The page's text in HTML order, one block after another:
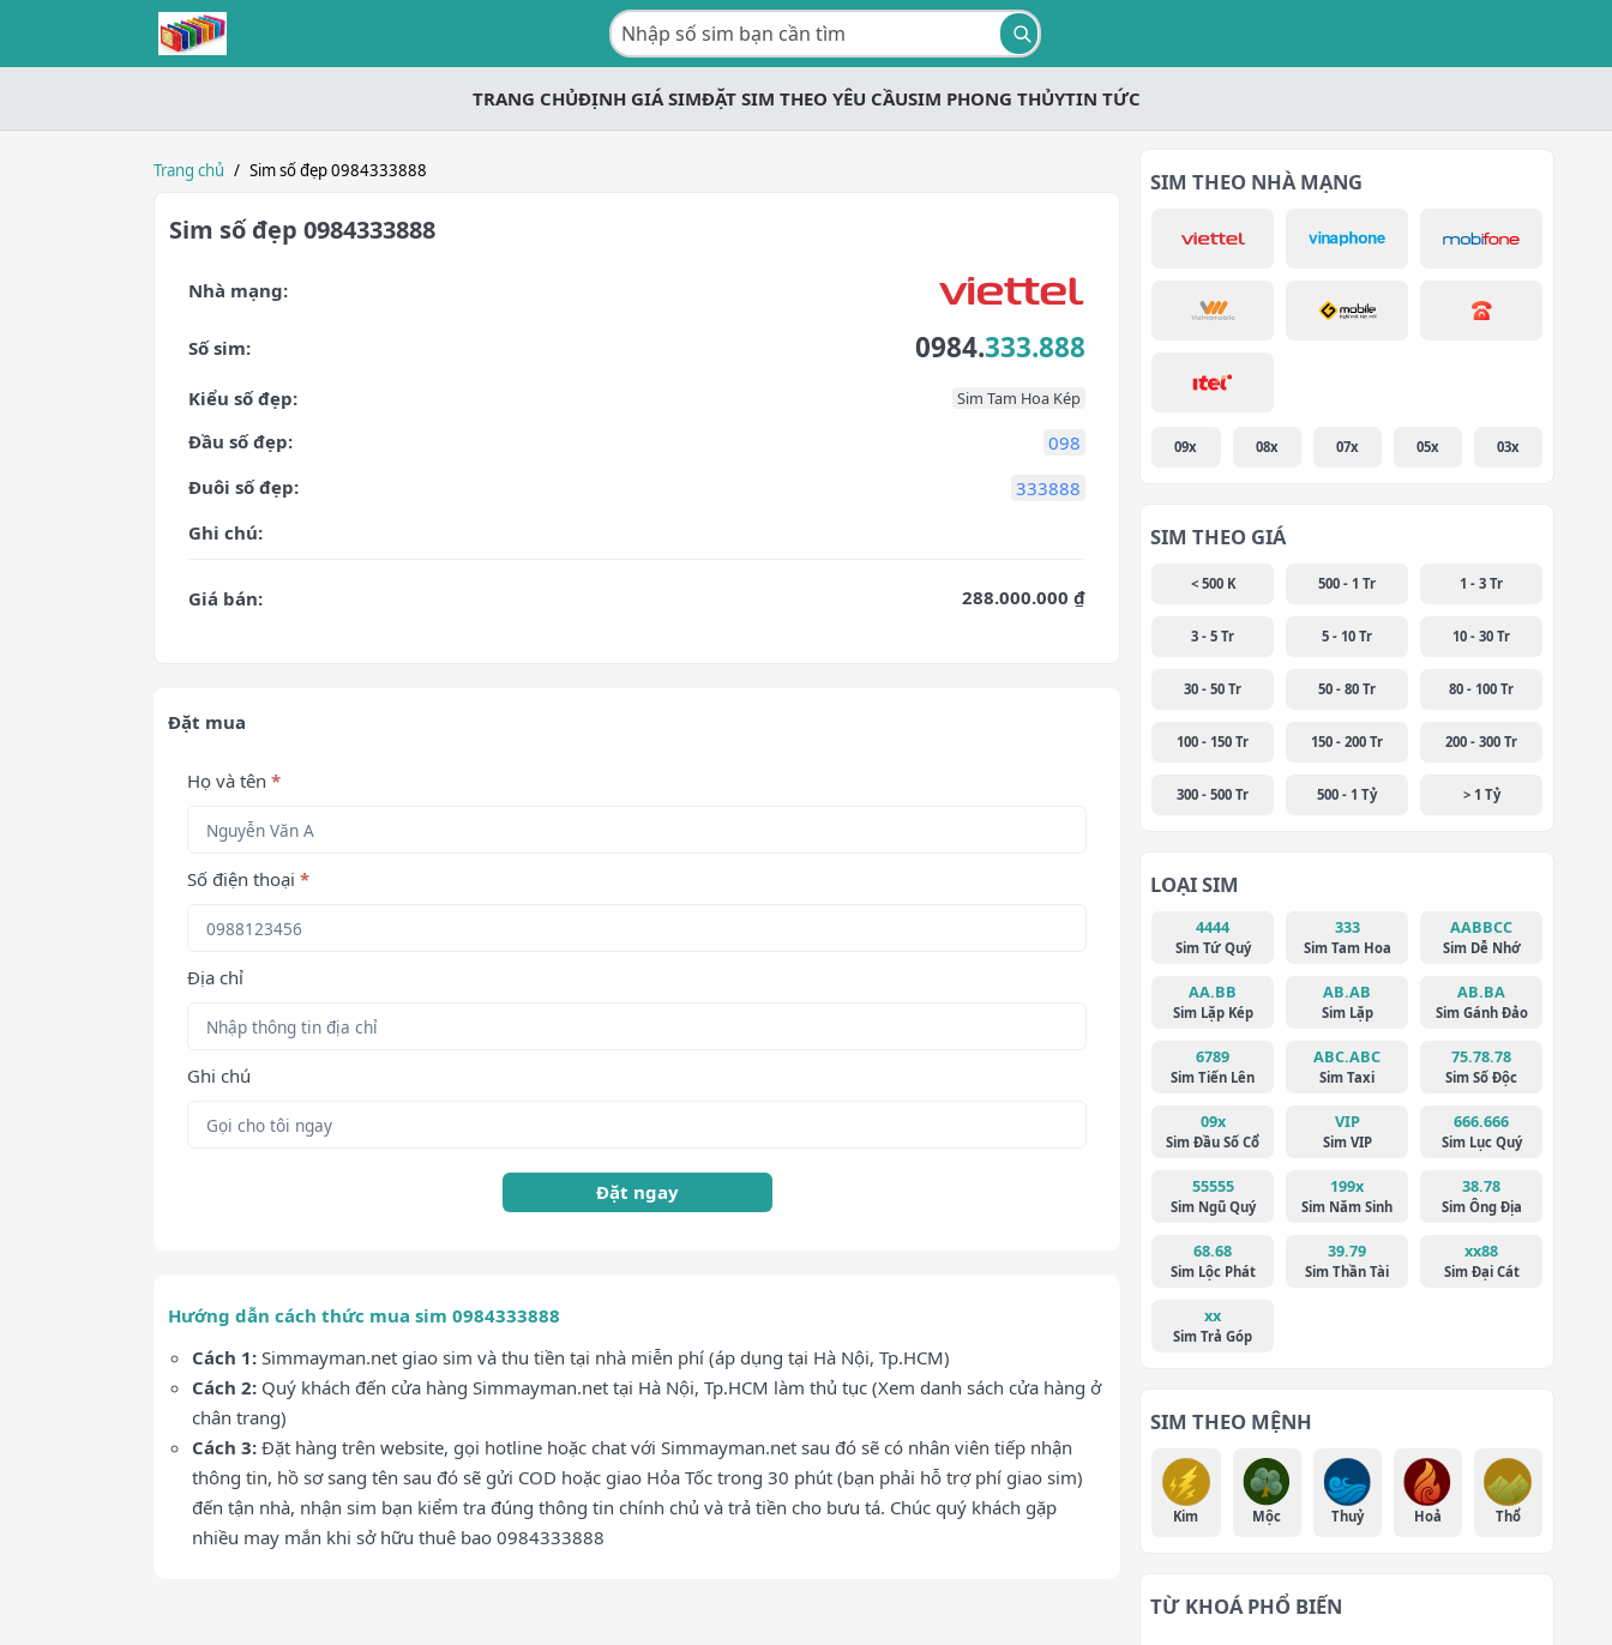
TRANG CHỦĐỊNH GIÁ SIMĐẶT SIM THEO YÊU CẦUSIM PHONG THỦYTIN TỨC
Trang chủ / Sim số đẹp 0984333888
Sim số đẹp 0984333888
Nhà mạng:
Số sim: 0984.333.888
Kiểu số đẹp: Sim Tam Hoa Kép
Đầu số đẹp:
098
Đuôi số đẹp:
333888
Ghi chú:
Giá bán: 288.000.000 ₫
Đặt mua
Họ và tên *
Số điện thoại *
Địa chỉ
Ghi chú
Đặt ngay
Hướng dẫn cách thức mua sim 0984333888
Cách 1: Simmayman.net giao sim và thu tiền tại nhà miễn phí (áp dụng tại Hà Nội, Tp.HCM)
Cách 2: Quý khách đến cửa hàng Simmayman.net tại Hà Nội, Tp.HCM làm thủ tục (Xem danh sách cửa hàng ở
chân trang)
Cách 3: Đặt hàng trên website, gọi hotline hoặc chat với Simmayman.net sau đó sẽ có nhân viên tiếp nhận
thông tin, hồ sơ sang tên sau đó sẽ gửi COD hoặc giao Hỏa Tốc trong 30 phút (bạn phải hỗ trợ phí giao sim)
đến tận nhà, nhận sim bạn kiểm tra đúng thông tin chính chủ và trả tiền cho bưu tá. Chúc quý khách gặp
nhiều may mắn khi sở hữu thuê bao 0984333888
SIM THEO NHÀ MẠNG
09x 08x 07x 05x 03x
SIM THEO GIÁ
< 500 K 500 - 1 Tr 1 - 3 Tr
3 - 5 Tr 5 - 10 Tr 10 - 30 Tr
30 - 50 Tr 50 - 80 Tr 80 - 100 Tr
100 - 150 Tr 150 - 200 Tr 200 - 300 Tr
300 - 500 Tr 500 - 1 Tỷ > 1 Tỷ
LOẠI SIM
4444
Sim Tứ Quý
333
Sim Tam Hoa
AABBCC
Sim Dễ Nhớ
AA.BB
Sim Lặp Kép
AB.AB
Sim Lặp
AB.BA
Sim Gánh Đảo
6789
Sim Tiến Lên
ABC.ABC
Sim Taxi
75.78.78
Sim Số Độc
09x
Sim Đầu Số Cổ
VIP
Sim VIP
666.666
Sim Lục Quý
55555
Sim Ngũ Quý
199x
Sim Năm Sinh
38.78
Sim Ông Địa
68.68
Sim Lộc Phát
39.79
Sim Thần Tài
xx88
Sim Đại Cát
xx
Sim Trả Góp
SIM THEO MỆNH
Kim Mộc Thuỷ Hoả Thổ
TỪ KHOÁ PHỔ BIẾN